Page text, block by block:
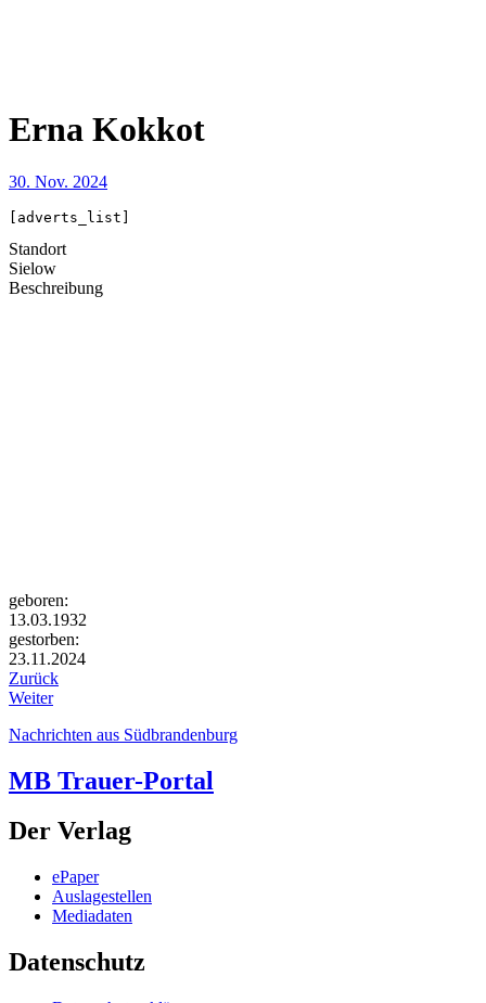
Erna Kokkot
30. Nov. 2024
[adverts_list]
Standort
Sielow
Beschreibung
geboren:
13.03.1932
gestorben:
23.11.2024
Zurück
Weiter
Nachrichten aus Südbrandenburg
MB Trauer-Portal
Der Verlag
ePaper
Auslagestellen
Mediadaten
Datenschutz